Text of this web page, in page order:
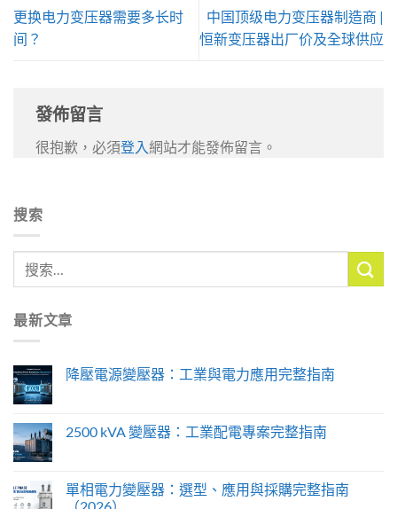
更换电力变压器需要多长时
间？
中国顶级电力变压器制造商 |
恒新变压器出厂价及全球供应
發佈留言
很抱歉，必須登入網站才能發佈留言。
搜索
最新文章
降壓電源變壓器：工業與電力應用完整指南
2500 kVA 變壓器：工業配電專案完整指南
單相電力變壓器：選型、應用與採購完整指南